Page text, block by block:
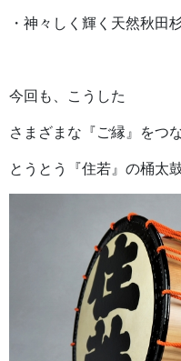
・神々しく輝く天然秋田
今回も、こうした
さまざまな『ご縁』をつ
とうとう『住若』の桶太